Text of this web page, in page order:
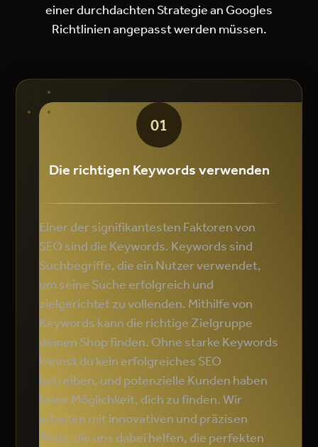
einer durchdachten Strategie an Googles
Richtlinien angepasst werden müssen.
01
Die richtigen Keywords verwenden
Einer der signifikantesten Faktoren von
SEO sind die Keywords. Keywords sind
Suchbegriffe, die ein Nutzer verwendet,
um seine Suche erfolgreich und
zielgerichtet zu vollenden. Mithilfe von
Keywords kann die richtige Zielgruppe
deinen Shop finden. Ohne starke Keywords
kannst du kein erfolgreiches SEO
betreiben, und potenzielle Kunden haben
keine Möglichkeit, dich zu finden. Wir
arbeiten mit innovativen und präzisen
Tools, die uns dabei helfen, die perfekten